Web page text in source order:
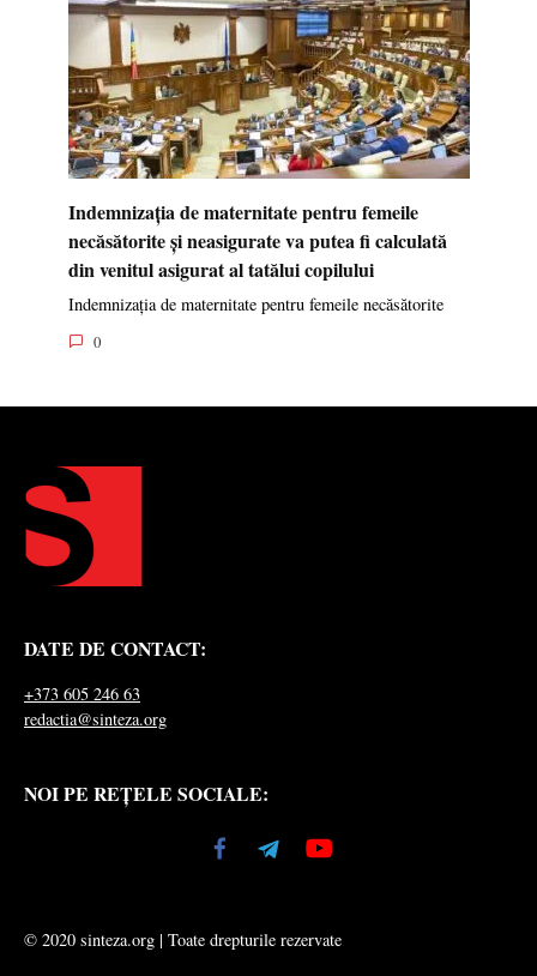
Indemnizația de maternitate pentru femeile
necăsătorite și neasigurate va putea fi calculată
din venitul asigurat al tatălui copilului
Indemnizația de maternitate pentru femeile necăsătorite
0
DATE DE CONTACT:
+373 605 246 63
redactia@sinteza.org
NOI PE REȚELE SOCIALE:
© 2020 sinteza.org | Toate drepturile rezervate